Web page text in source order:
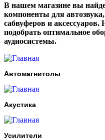
В нашем магазине вы
компоненты для
сабвуферов и
подобрать оптимальное
аудиосистемы.
Автомагнитолы
Акустика
Усилители